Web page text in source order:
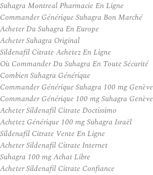
Suhagra Montreal Pharmacie En Ligne
Commander Générique Suhagra Bon Marché
Acheter Du Suhagra En Europe
Acheter Suhagra Original
Sildenafil Citrate Achetez En Ligne
Où Commander Du Suhagra En Toute Sécurité
Combien Suhagra Générique
Commander Générique Suhagra 100 mg Genève
Commander Générique 100 mg Suhagra Genève
Acheter Sildenafil Citrate Doctissimo
Achetez Générique 100 mg Suhagra Israël
Sildenafil Citrate Vente En Ligne
Acheter Sildenafil Citrate Internet
Suhagra 100 mg Achat Libre
Acheter Sildenafil Citrate Confiance